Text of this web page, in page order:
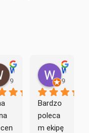
9 miesięcy temu 9
Bardzo
poleca
m ekipę